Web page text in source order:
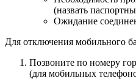
(назвать
Ожидание
Для отключения мобильного
Позвоните по номеру
(для мобильных